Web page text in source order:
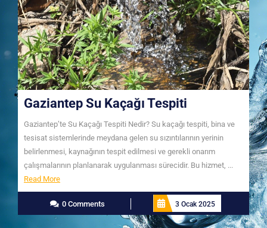
Gaziantep Su Kaçağı Tespiti
Gaziantep’te Su Kaçağı Tespiti Nedir? Su kaçağı tespiti, bina ve
tesisat sistemlerinde meydana gelen su sızıntılarının yerinin
belirlenmesi, kaynağının tespit edilmesi ve gerekli onarım
çalışmalarının planlanarak uygulanması sürecidir. Bu hizmet, ...
Read MoreRead
More
0 Comments
3 Ocak 2025